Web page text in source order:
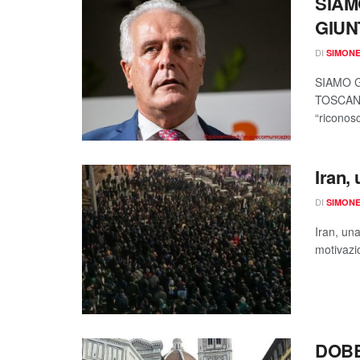
DI
SIAMO
Iran,
DI
Iran,